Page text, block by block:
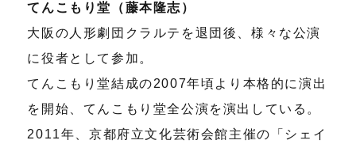
てんこもり堂（藤本隆志）
大阪の人形劇団クラルテを退団後、様々な公演
に役者として参加。
てんこもり堂結成の2007年頃より本格的に演出
を開始、てんこもり堂全公演を演出している。
2011年、京都府立文化芸術会館主催の「シェイ